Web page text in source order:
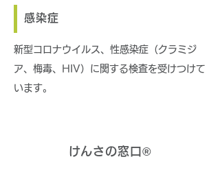
感染症
新型コロナウイルス、性感染症（クラミジ
ア、梅毒、HIV）に関する検査を受けつけて
います。
けんさの窓口®︎